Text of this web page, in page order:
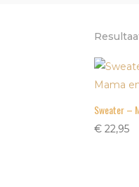
Sweater –
€ 22,95